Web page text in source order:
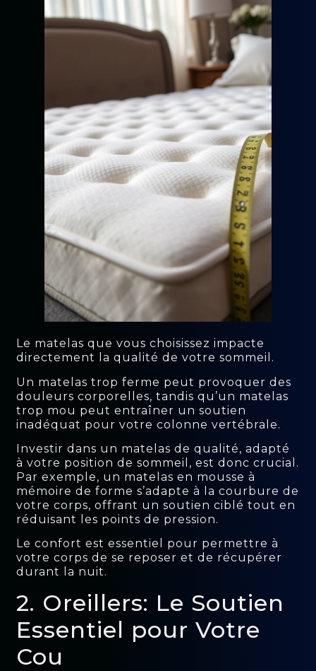
Le matelas que vous choisissez impacte
directement la qualité de votre sommeil.
Un matelas trop ferme peut provoquer des
douleurs corporelles, tandis qu’un matelas
trop mou peut entraîner un soutien
inadéquat pour votre colonne vertébrale.
Investir dans un matelas de qualité, adapté
à votre position de sommeil, est donc crucial.
Par exemple, un matelas en mousse à
mémoire de forme s’adapte à la courbure de
votre corps, offrant un soutien ciblé tout en
réduisant les points de pression.
Le confort est essentiel pour permettre à
votre corps de se reposer et de récupérer
durant la nuit.
2. Oreillers: Le Soutien
Essentiel pour Votre
Cou